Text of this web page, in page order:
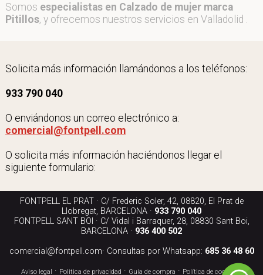
Somos especialistas en Calzado de mujer marca
Pitillos, y ofrecemos nuestros servicios en Valladolid .
Solicita más información llamándonos a los teléfonos:
933 790 040
O enviándonos un correo electrónico a:
comercial@fontpell.com
O solicita más información haciéndonos llegar el
siguiente formulario:
FONTPELL EL PRAT · C/ Frederic Soler, 42, 08820, El Prat de
Llobregat, BARCELONA · 933 790 040
FONTPELL SANT BOI · C/ Vidal i Barraquer, 28, 08830 Sant Boi,
BARCELONA · 936 400 502
comercial@fontpell.com· Consultas por Whatsapp: 685 36 48 60
Aviso legal · Politica de privacidad · Guía de compra · Política de cookies·